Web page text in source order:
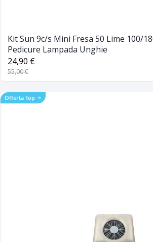
Kit Sun 9c/s Mini Fresa 50 Lime 100/
Pedicure Lampada Unghie
24,90 €
55,00 €
Offerta Top ⭐